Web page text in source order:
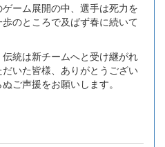
ーム展開の中、選手は死力を
のところで及ばず春に続いて
統は新チームへと受け継がれ
いた皆様、ありがとうござい
ご声援をお願いします。